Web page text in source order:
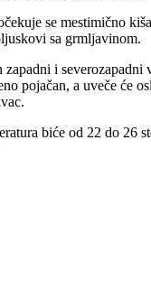
se mestimično
sa grmljavinom.
i severozapadni
pojačan, a uveče će
biće od 22 do 26